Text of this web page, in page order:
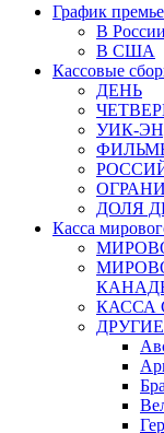
График
В России
В США
Кассовые
ДЕНЬ
УИК-
ДОЛЯ
Касса
КАССА